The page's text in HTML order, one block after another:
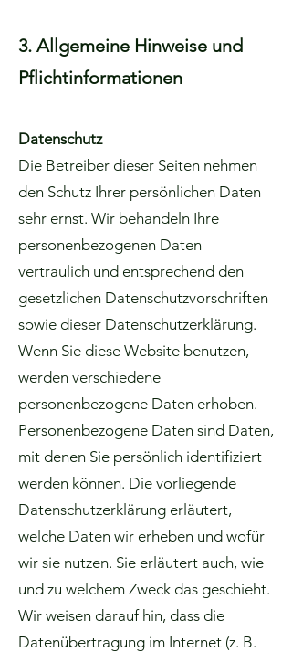
3. Allgemeine Hinweise und
Pflichtinformationen
Datenschutz
Die Betreiber dieser Seiten nehmen
den Schutz Ihrer persönlichen Daten
sehr ernst. Wir behandeln Ihre
personenbezogenen Daten
vertraulich und entsprechend den
gesetzlichen Datenschutzvorschriften
sowie dieser Datenschutzerklärung.
Wenn Sie diese Website benutzen,
werden verschiedene
personenbezogene Daten erhoben.
Personenbezogene Daten sind Daten,
mit denen Sie persönlich identifiziert
werden können. Die vorliegende
Datenschutzerklärung erläutert,
welche Daten wir erheben und wofür
wir sie nutzen. Sie erläutert auch, wie
und zu welchem Zweck das geschieht.
Wir weisen darauf hin, dass die
Datenübertragung im Internet (z. B.